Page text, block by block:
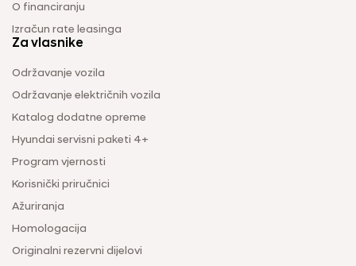
O financiranju
Izračun rate leasinga
Za vlasnike
Održavanje vozila
Održavanje električnih vozila
Katalog dodatne opreme
Hyundai servisni paketi 4+
Program vjernosti
Korisnički priručnici
Ažuriranja
Homologacija
Originalni rezervni dijelovi